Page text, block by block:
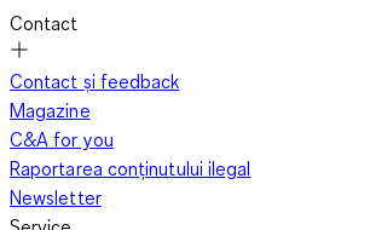
Contact
Contact și feedback
Magazine
C&A for you
Raportarea conținutului ilegal
Newsletter